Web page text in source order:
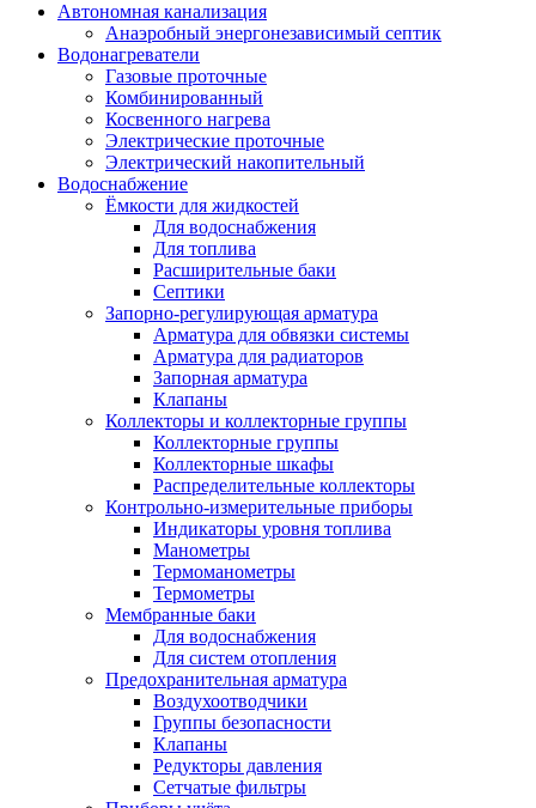
Автономная канализация
Анаэробный энергонезависимый септик
Водонагреватели
Газовые проточные
Комбинированный
Косвенного нагрева
Электрические проточные
Электрический накопительный
Водоснабжение
Ёмкости для жидкостей
Для водоснабжения
Для топлива
Расширительные баки
Септики
Запорно-регулирующая арматура
Арматура для обвязки системы
Арматура для радиаторов
Запорная арматура
Клапаны
Коллекторы и коллекторные группы
Коллекторные группы
Коллекторные шкафы
Распределительные коллекторы
Контрольно-измерительные приборы
Индикаторы уровня топлива
Манометры
Термоманометры
Термометры
Мембранные баки
Для водоснабжения
Для систем отопления
Предохранительная арматура
Воздухоотводчики
Группы безопасности
Клапаны
Редукторы давления
Сетчатые фильтры